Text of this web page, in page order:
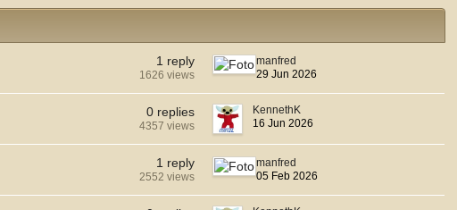
1 reply
1626 views
manfred
29 Jun 2026
0 replies
4357 views
KennethK
16 Jun 2026
1 reply
2552 views
manfred
05 Feb 2026